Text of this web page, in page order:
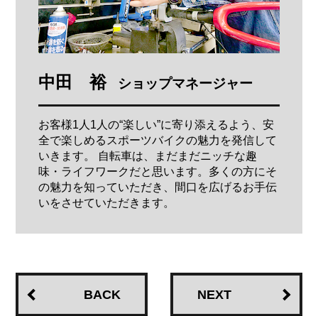
中田 裕 ショップマネージャー
お客様1人1人の“楽しい”に寄り添えるよう、安
全で楽しめるスポーツバイクの魅力を発信して
いきます。 自転車は、まだまだニッチな趣
味・ライフワークだと思います。多くの方にそ
の魅力を知っていただき、間口を広げるお手伝
いをさせていただきます。
BACK NEXT